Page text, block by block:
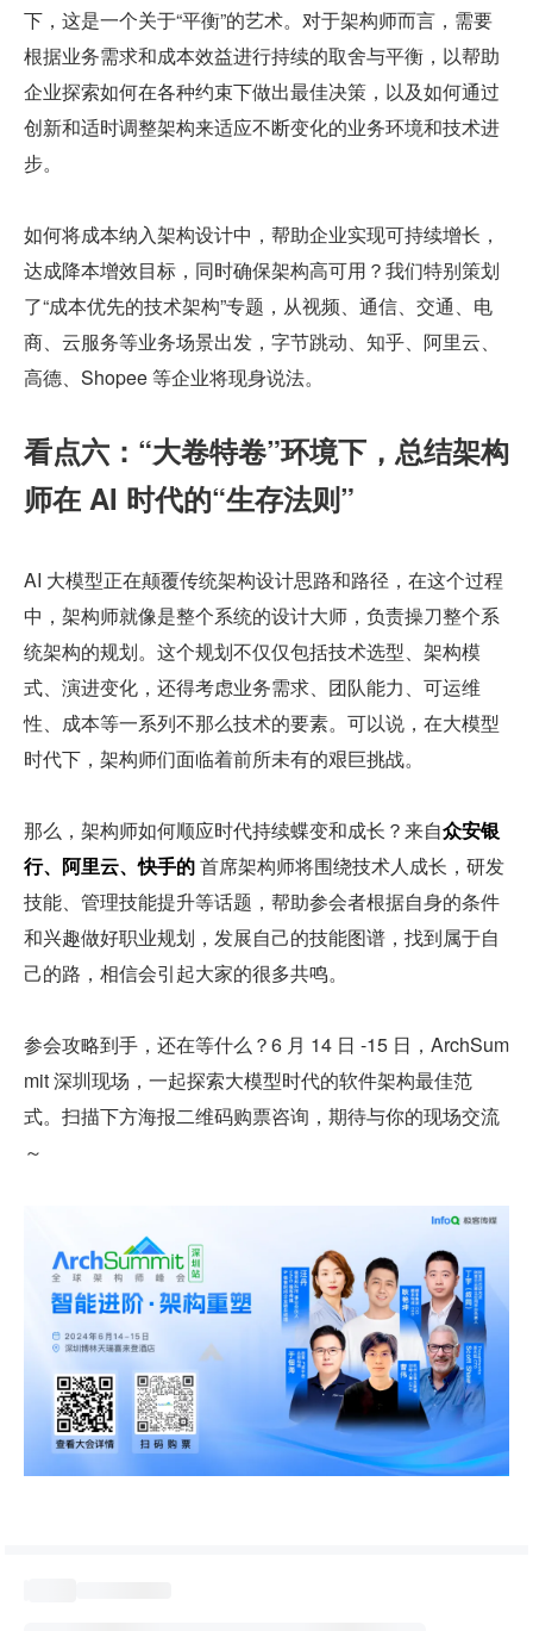
下，这是一个关于“平衡”的艺术。对于架构师而言，需要
根据业务需求和成本效益进行持续的取舍与平衡，以帮助
企业探索如何在各种约束下做出最佳决策，以及如何通过
创新和适时调整架构来适应不断变化的业务环境和技术进
步。
如何将成本纳入架构设计中，帮助企业实现可持续增长，
达成降本增效目标，同时确保架构高可用？我们特别策划
了“成本优先的技术架构”专题，从视频、通信、交通、电
商、云服务等业务场景出发，字节跳动、知乎、阿里云、
高德、Shopee 等企业将现身说法。
看点六：“大卷特卷”环境下，总结架构
师在 AI 时代的“生存法则”
AI 大模型正在颠覆传统架构设计思路和路径，在这个过程
中，架构师就像是整个系统的设计大师，负责操刀整个系
统架构的规划。这个规划不仅仅包括技术选型、架构模
式、演进变化，还得考虑业务需求、团队能力、可运维
性、成本等一系列不那么技术的要素。可以说，在大模型
时代下，架构师们面临着前所未有的艰巨挑战。
那么，架构师如何顺应时代持续蝶变和成长？来自众安银
行、阿里云、快手的 首席架构师将围绕技术人成长，研发
技能、管理技能提升等话题，帮助参会者根据自身的条件
和兴趣做好职业规划，发展自己的技能图谱，找到属于自
己的路，相信会引起大家的很多共鸣。
参会攻略到手，还在等什么？6 月 14 日 -15 日，ArchSum
mit 深圳现场，一起探索大模型时代的软件架构最佳范
式。扫描下方海报二维码购票咨询，期待与你的现场交流
～